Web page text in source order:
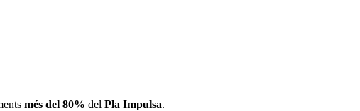
més del 80% del Pla Impulsa.